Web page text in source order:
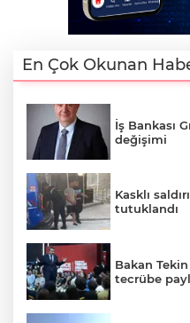
En Çok Okunan
İş Bankası
değişimi
Kasklı
tutuklandı
Bakan
tecrübe